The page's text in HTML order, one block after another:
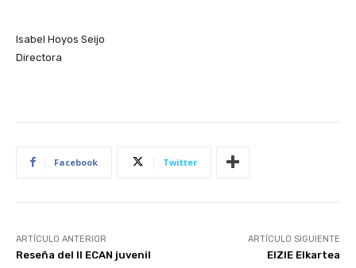
Isabel Hoyos Seijo
Directora
Facebook Twitter
ARTÍCULO ANTERIOR
Reseña del II ECAN juvenil
ARTÍCULO SIGUIENTE
EIZIE Elkartea